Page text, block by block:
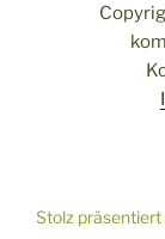
Stolz